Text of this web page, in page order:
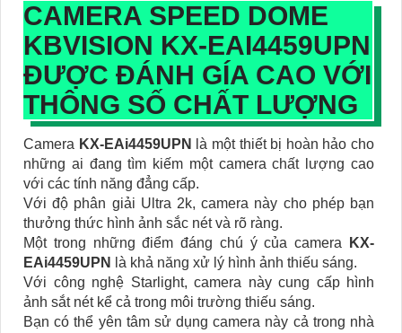
CAMERA SPEED DOME
KBVISION KX-EAI4459UPN
ĐƯỢC ĐÁNH GÍA CAO VỚI
THÔNG SỐ CHẤT LƯỢNG
Camera KX-EAi4459UPN
là một thiết bị hoàn hảo cho
những ai đang tìm kiếm một camera chất lượng cao
với các tính năng đẳng cấp.
Với độ phân giải Ultra 2k, camera này cho phép bạn
thưởng thức hình ảnh sắc nét và rõ ràng.
Một trong những điểm đáng chú ý của camera
KX-
EAi4459UPN
là khả năng xử lý hình ảnh thiếu sáng.
Với công nghệ Starlight, camera này cung cấp hình
ảnh sắt nét kể cả trong môi trường thiếu sáng.
Bạn có thể yên tâm sử dụng camera này cả trong nhà